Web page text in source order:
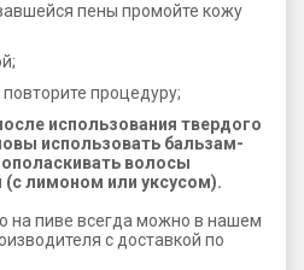
пены промойте кожу
процедуру;
использования твердого
использовать бальзам-
волосы
лимоном или уксусом).
на пиве всегда можно в нашем
с доставкой по